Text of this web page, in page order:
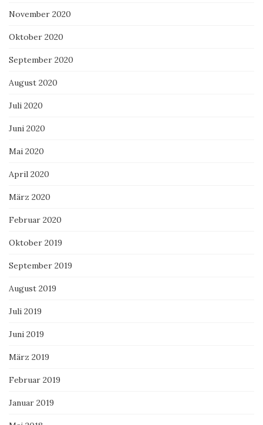
November 2020
Oktober 2020
September 2020
August 2020
Juli 2020
Juni 2020
Mai 2020
April 2020
März 2020
Februar 2020
Oktober 2019
September 2019
August 2019
Juli 2019
Juni 2019
März 2019
Februar 2019
Januar 2019